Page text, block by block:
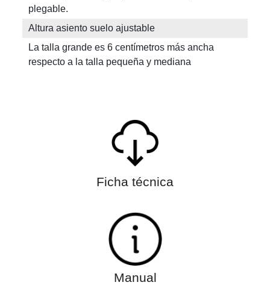
plegable.
Altura asiento suelo ajustable
La talla grande es 6 centímetros más ancha
respecto a la talla pequeña y mediana
Ficha técnica
Manual